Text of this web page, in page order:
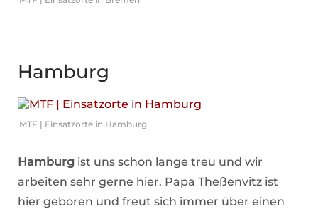
Hamburg
MTF | Einsatzorte in Hamburg
Hamburg ist uns schon lange treu und wir
arbeiten sehr gerne hier. Papa Theßenvitz ist
hier geboren und freut sich immer über einen